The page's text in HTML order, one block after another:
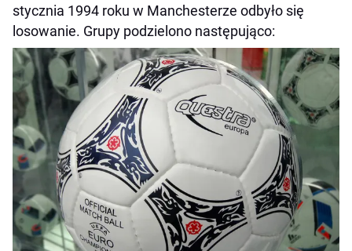
stycznia 1994 roku w Manchesterze odbyło się
losowanie. Grupy podzielono następująco: